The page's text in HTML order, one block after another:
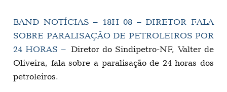
BAND NOTÍCIAS – 18H 08 – DIRETOR FALA
SOBRE PARALISAÇÃO DE PETROLEIROS POR
24 HORAS – Diretor do Sindipetro-NF, Valter de
Oliveira, fala sobre a paralisação de 24 horas dos
petroleiros.